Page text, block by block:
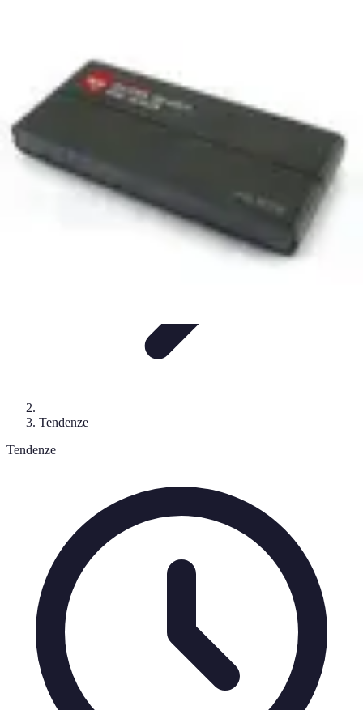
Electro Shopping
Tendenze
Tendenze